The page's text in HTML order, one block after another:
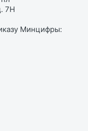
7Н
Минцифры: